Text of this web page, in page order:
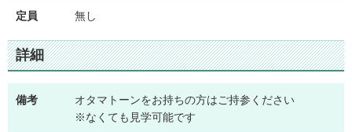
定員 無し
詳細
備考
オタマトーンをお持ちの方はご持参ください
※なくても見学可能です